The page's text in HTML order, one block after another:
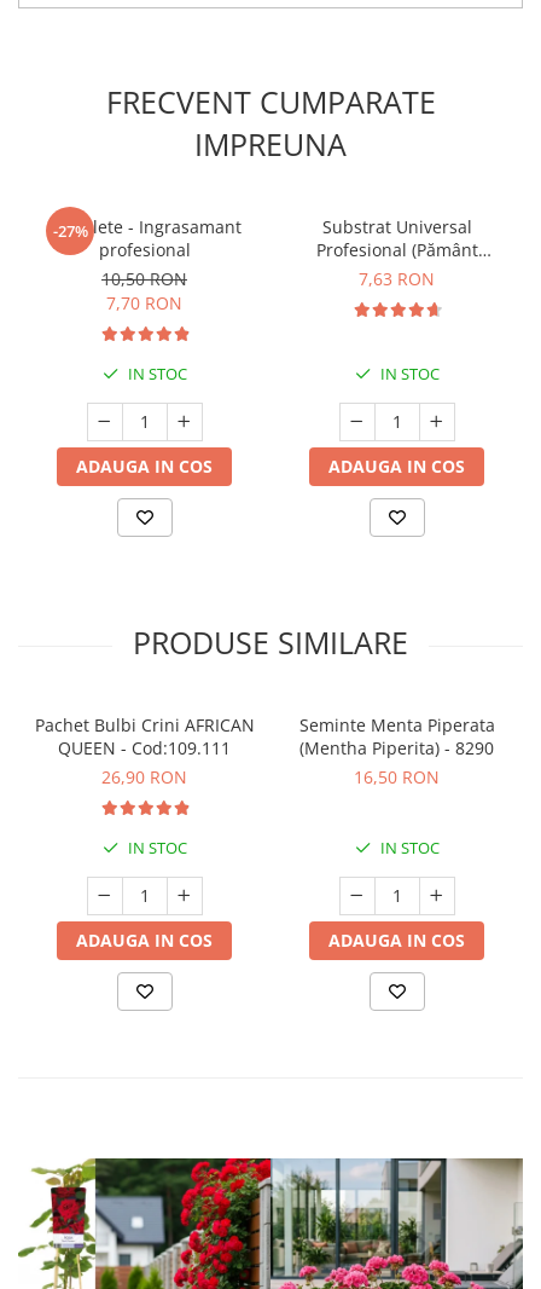
FRECVENT CUMPARATE
IMPREUNA
-27%
5 Tablete - Ingrasamant
profesional
10,50 RON
7,70 RON
IN STOC
ADAUGA IN COS
Substrat Universal
Profesional (Pământ
Premium) - 5 L
7,63 RON
IN STOC
ADAUGA IN COS
PRODUSE SIMILARE
Pachet Bulbi Crini AFRICAN
QUEEN - Cod:109.111
26,90 RON
IN STOC
ADAUGA IN COS
Seminte Menta Piperata
(Mentha Piperita) - 8290
16,50 RON
IN STOC
ADAUGA IN COS